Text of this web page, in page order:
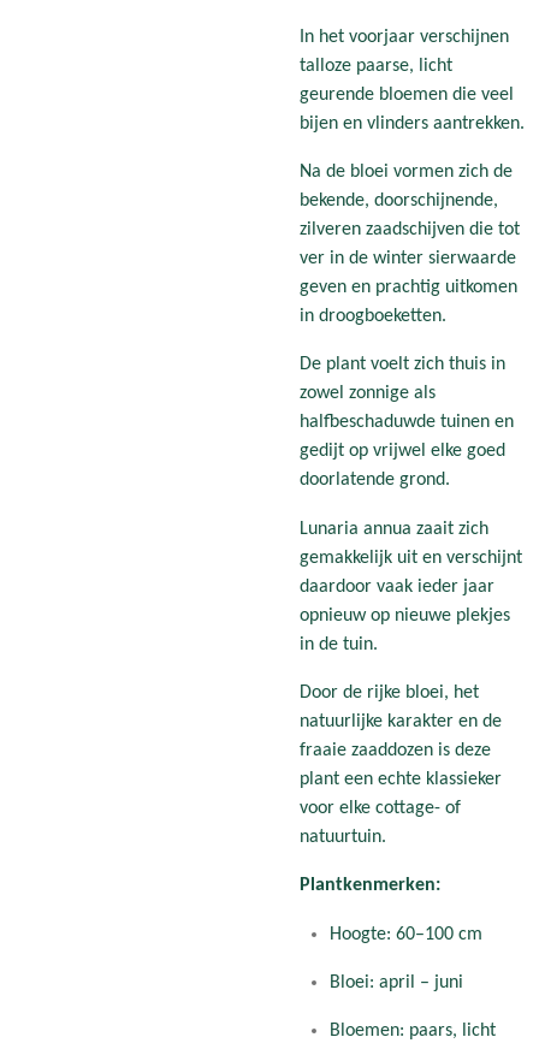
In het voorjaar verschijnen
talloze paarse, licht
geurende bloemen die veel
bijen en vlinders aantrekken.
Na de bloei vormen zich de
bekende, doorschijnende,
zilveren zaadschijven die tot
ver in de winter sierwaarde
geven en prachtig uitkomen
in droogboeketten.
De plant voelt zich thuis in
zowel zonnige als
halfbeschaduwde tuinen en
gedijt op vrijwel elke goed
doorlatende grond.
Lunaria annua zaait zich
gemakkelijk uit en verschijnt
daardoor vaak ieder jaar
opnieuw op nieuwe plekjes
in de tuin.
Door de rijke bloei, het
natuurlijke karakter en de
fraaie zaaddozen is deze
plant een echte klassieker
voor elke cottage- of
natuurtuin.
Plantkenmerken:
Hoogte: 60–100 cm
Bloei: april – juni
Bloemen: paars, licht